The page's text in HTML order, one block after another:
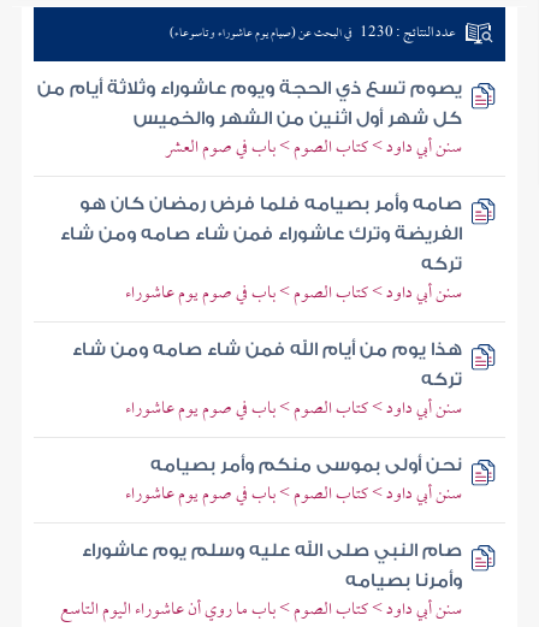
عدد النتائج : 1230 في البحث عن (صيام يوم عاشوراء وتاسوعاء)
يصوم تسع ذي الحجة ويوم عاشوراء وثلاثة أيام من
كل شهر أول اثنين من الشهر والخميس
سنن أبي داود > كتاب الصوم > باب في صوم العشر
صامه وأمر بصيامه فلما فرض رمضان كان هو
الفريضة وترك عاشوراء فمن شاء صامه ومن شاء
تركه
سنن أبي داود > كتاب الصوم > باب في صوم يوم عاشوراء
هذا يوم من أيام الله فمن شاء صامه ومن شاء
تركه
سنن أبي داود > كتاب الصوم > باب في صوم يوم عاشوراء
نحن أولى بموسى منكم وأمر بصيامه
سنن أبي داود > كتاب الصوم > باب في صوم يوم عاشوراء
صام النبي صلى الله عليه وسلم يوم عاشوراء
وأمرنا بصيامه
سنن أبي داود > كتاب الصوم > باب ما روي أن عاشوراء اليوم التاسع